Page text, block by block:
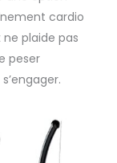
de
6.
à
Grâce
cardio
plaide pas
peser